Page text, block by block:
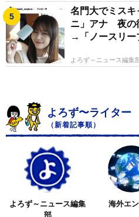
名門大でミス
ニ」アナ 夜の
→「ノースリー
よろず～ニュース編集
よろず〜ライター
（新着記事順）
よろず～ニュース編集
部
海外エ